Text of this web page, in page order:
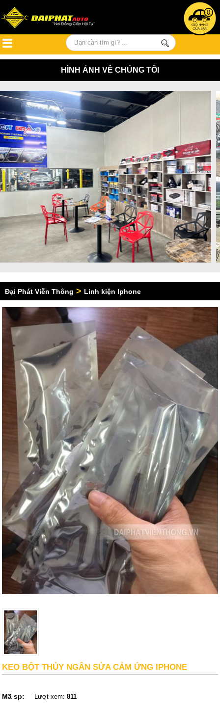
0
HÌNH ẢNH VỀ CHÚNG TÔI
Đại Phát Viễn Thông > Linh kiện Iphone
KEO BỘT THỦY NGÂN SỬA CẢM ỨNG IPHONE
Mã sp: Lượt xem:811